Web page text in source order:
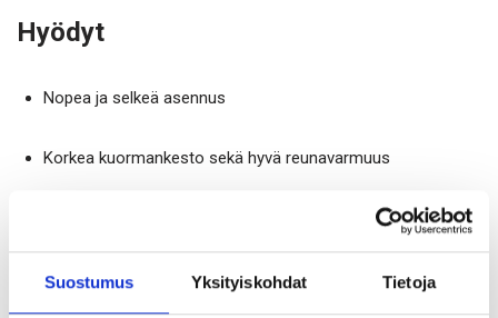
Suostumus Yksityiskohdat Tietoja
Hyödyt
Nopea ja selkeä asennus
Korkea kuormankesto sekä hyvä reunavarmuus
Toistettava tulos sarja-asennuksissa